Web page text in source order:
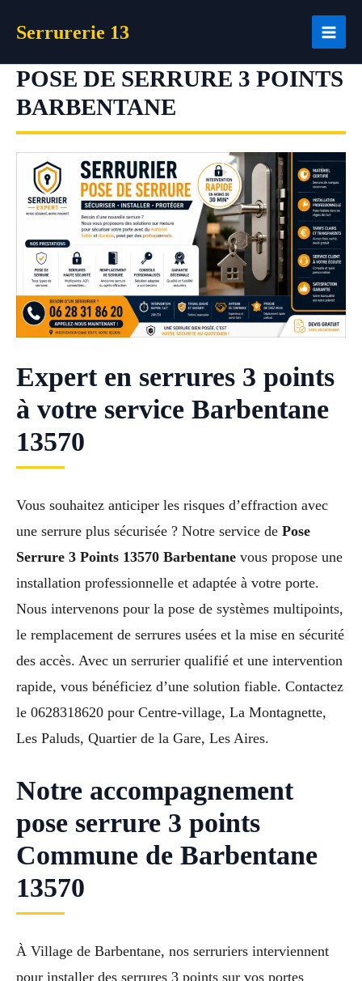
Serrurerie 13
POSE DE SERRURE 3 POINTS
BARBENTANE
Expert en serrures 3 points
à votre service Barbentane
13570
Vous souhaitez anticiper les risques d’effraction avec
une serrure plus sécurisée ? Notre service de Pose
Serrure 3 Points 13570 Barbentane vous propose une
installation professionnelle et adaptée à votre porte.
Nous intervenons pour la pose de systèmes multipoints,
le remplacement de serrures usées et la mise en sécurité
des accès. Avec un serrurier qualifié et une intervention
rapide, vous bénéficiez d’une solution fiable. Contactez
le 0628318620 pour Centre-village, La Montagnette,
Les Paluds, Quartier de la Gare, Les Aires.
Notre accompagnement
pose serrure 3 points
Commune de Barbentane
13570
À Village de Barbentane, nos serruriers interviennent
pour installer des serrures 3 points sur vos portes